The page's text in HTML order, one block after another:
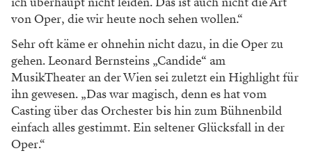
von Oper, die wir heute noch sehen wollen.“
Sehr oft käme er ohnehin nicht dazu, in die Oper zu
gehen. Leonard Bernsteins „Candide“ am
MusikTheater an der Wien sei zuletzt ein Highlight für
ihn gewesen. „Das war magisch, denn es hat vom
Casting über das Orchester bis hin zum Bühnenbild
einfach alles gestimmt. Ein seltener Glücksfall in der
Oper.“